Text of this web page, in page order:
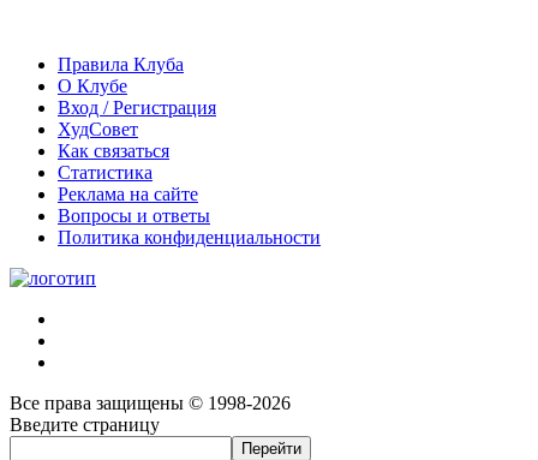
Правила Клуба
О Клубе
Вход / Регистрация
ХудСовет
Как связаться
Статистика
Реклама на сайте
Вопросы и ответы
Политика конфиденциальности
Все права защищены © 1998-2026
Введите страницу